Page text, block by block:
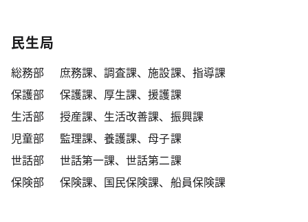
民生局
総務部
庶務課、調査課、施設課、指導課
保護部
保護課、厚生課、援護課
生活部
授産課、生活改善課、振興課
児童部
監理課、養護課、母子課
世話部
世話第一課、世話第二課
保険部
保険課、国民保険課、船員保険課